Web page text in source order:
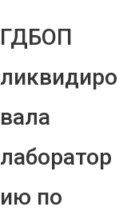
ГДБОП
ликвидиро
вала
лаборатор
ию по